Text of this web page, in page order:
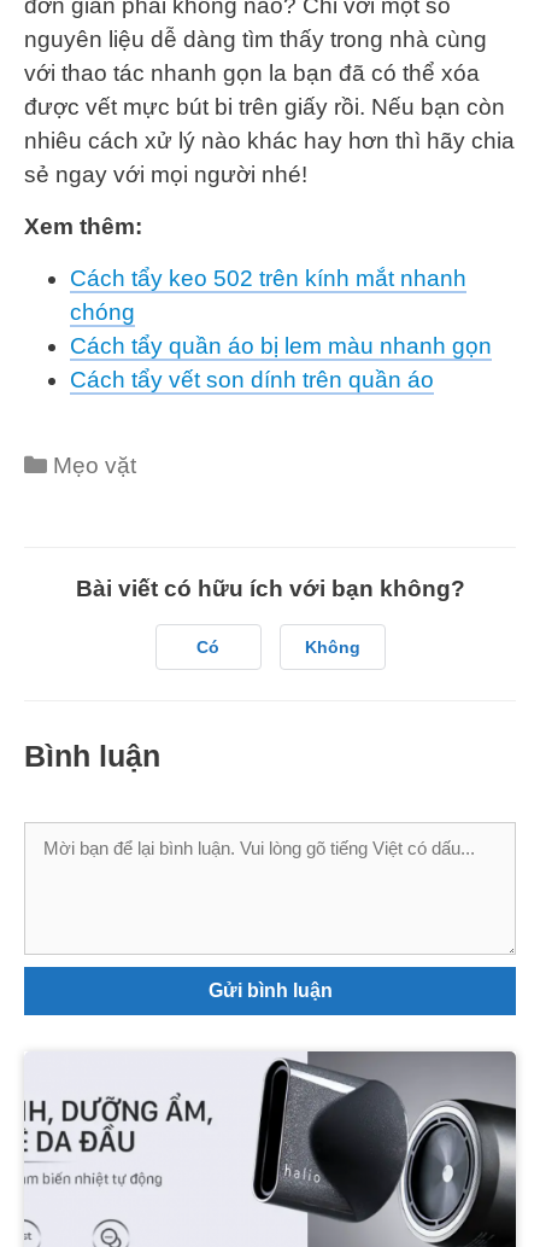
đơn giản phải không nào? Chỉ với một số
nguyên liệu dễ dàng tìm thấy trong nhà cùng
với thao tác nhanh gọn la bạn đã có thể xóa
được vết mực bút bi trên giấy rồi. Nếu bạn còn
nhiêu cách xử lý nào khác hay hơn thì hãy chia
sẻ ngay với mọi người nhé!
Xem thêm:
Cách tẩy keo 502 trên kính mắt nhanh
chóng
Cách tẩy quần áo bị lem màu nhanh gọn
Cách tẩy vết son dính trên quần áo
Categories
Mẹo vặt
Bài viết có hữu ích với bạn không?
Có Không
Bình luận
Bình